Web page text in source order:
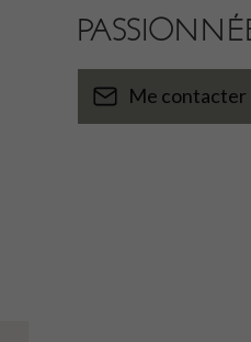
Me contacter